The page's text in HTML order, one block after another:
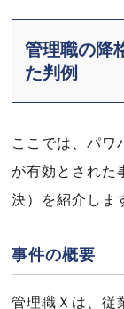
管理職の降
た判例
ここでは、パワ
が有効とされた
決）を紹介しま
事件の概要
管理職Ｘは、従